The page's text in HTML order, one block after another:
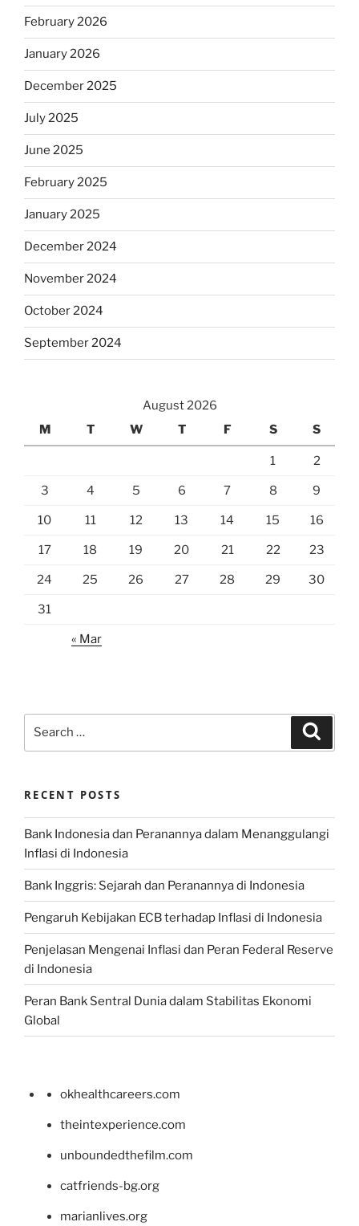
February 2026
January 2026
December 2025
July 2025
June 2025
February 2025
January 2025
December 2024
November 2024
October 2024
September 2024
August 2026
M
T W T F S S
1 2
3 4 5 6 7 8 9
10 11 12 13 14 15 16
17 18 19 20 21 22 23
24 25 26 27 28 29 30
31
« Mar
RECENT POSTS
Bank Indonesia dan Peranannya dalam Menanggulangi
Inflasi di Indonesia
Bank Inggris: Sejarah dan Peranannya di Indonesia
Pengaruh Kebijakan ECB terhadap Inflasi di Indonesia
Penjelasan Mengenai Inflasi dan Peran Federal Reserve
di Indonesia
Peran Bank Sentral Dunia dalam Stabilitas Ekonomi
Global
okhealthcareers.com
theintexperience.com
unboundedthefilm.com
catfriends-bg.org
marianlives.org